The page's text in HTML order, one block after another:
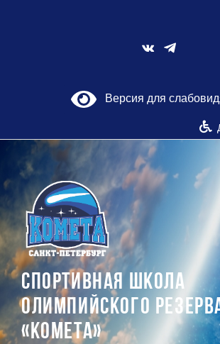
Vk
Версия для
СПОРТИВНАЯ ШКОЛА
ОЛИМПИЙСКОГО
«КОМЕТА»